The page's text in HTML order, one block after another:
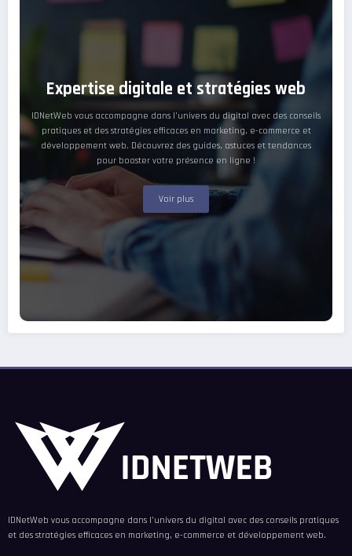
Expertise digitale et stratégies web
IDNetWeb vous accompagne dans l’univers du digital avec des conseils
pratiques et des stratégies efficaces en marketing, e-commerce et
développement web. Découvrez des guides, astuces et tendances
pour booster votre présence en ligne !
Voir plus
IDNetWeb vous accompagne dans l’univers du digital avec des conseils pratiques
et des stratégies efficaces en marketing, e-commerce et développement web.